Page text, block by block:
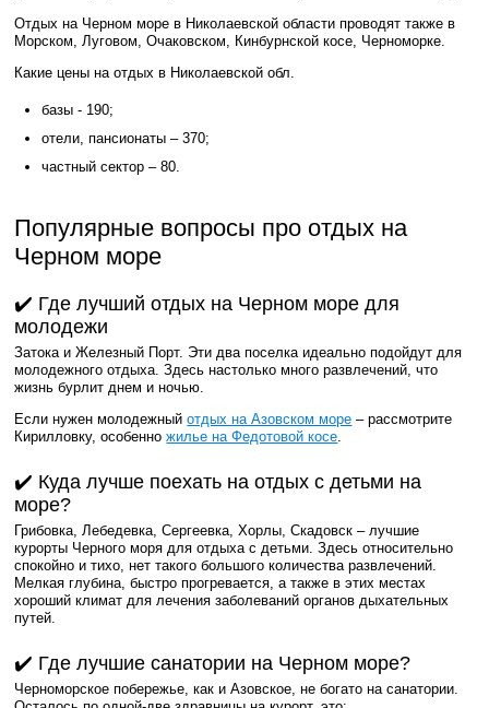
Отдых на Черном море в Николаевской области проводят также в
Морском, Луговом, Очаковском, Кинбурнской косе, Черноморке.
Какие цены на отдых в Николаевской обл.
базы - 190;
отели, пансионаты – 370;
частный сектор – 80.
Популярные вопросы про отдых на
Черном море
✔️ Где лучший отдых на Черном море для
молодежи
Затока и Железный Порт. Эти два поселка идеально подойдут для
молодежного отдыха. Здесь настолько много развлечений, что
жизнь бурлит днем и ночью.
Если нужен молодежныйотдых на Азовском море – рассмотрите
Кирилловку, особенножилье на Федотовой косе
✔️ Куда лучше поехать на отдых с детьми на
море?
Грибовка, Лебедевка, Сергеевка, Хорлы, Скадовск – лучшие
курорты Черного моря для отдыха с детьми. Здесь относительно
спокойно и тихо, нет такого большого количества развлечений.
Мелкая глубина, быстро прогревается, а также в этих местах
хороший климат для лечения заболеваний органов дыхательных
путей.
✔️ Где лучшие санатории на Черном море?
Черноморское побережье, как и Азовское, не богато на санатории.